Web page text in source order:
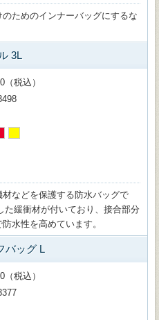
ためのインナーバッグにするな
3L
（税込）
などを保護する防水バッグで
緩衝材が付いており、接合部分
水性を高めています。
バッグ L
（税込）